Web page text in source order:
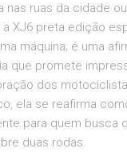
nas ruas da cidade
a XJ6 preta edição
máquina; é uma
que promete
dos
ela se reafirma
para quem busca
duas rodas.